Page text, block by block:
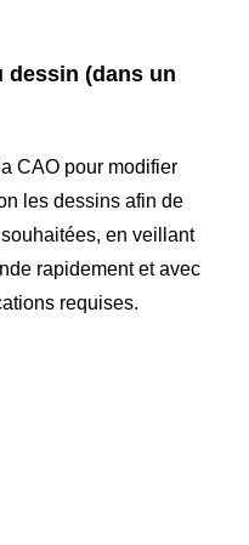
dessin (dans un
CAO pour modifier
les dessins afin de
en veillant
rapidement et avec
requises.